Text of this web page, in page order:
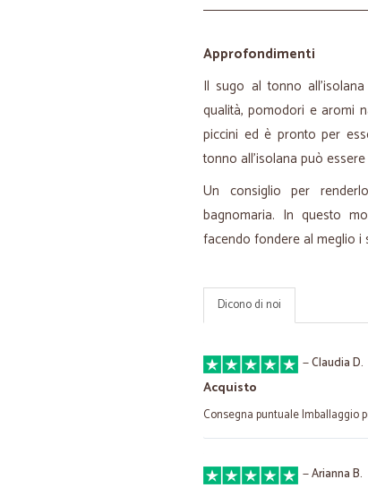
Approfondimenti
Il sugo al tonno
qualità, pomodori e aromi
piccini ed è pronto per
tonno all'isolana può
Un consiglio per
bagnomaria. In questo
facendo fondere al meglio i
Dicono di noi
—Claudia D.
Acquisto
Consegna puntuale Imballaggio
—Arianna B.